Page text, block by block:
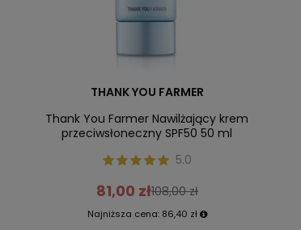
THANK YOU FARMER
Thank You Farmer Nawilżający krem
przeciwsłoneczny SPF50 50 ml
5.0
81,00 zł108,00 zł
Najniższa cena: 86,40 zł